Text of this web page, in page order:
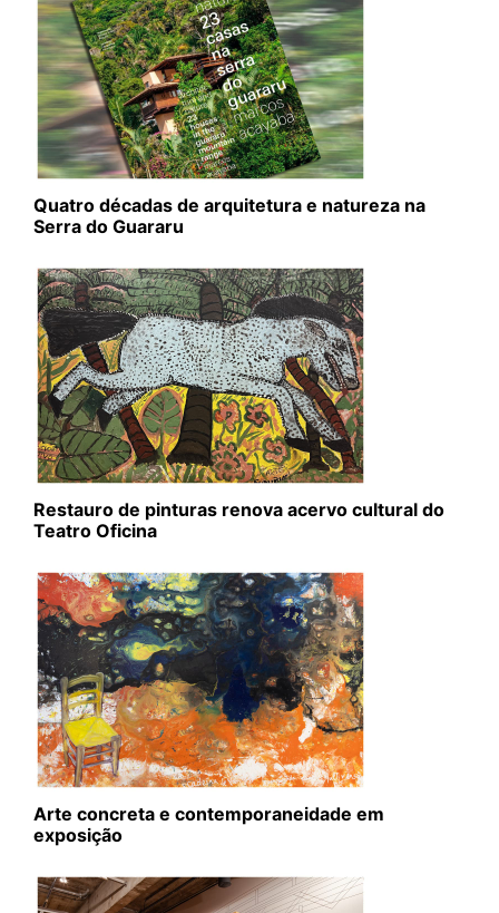
Quatro décadas de arquitetura e natureza na
Serra do Guararu
Restauro de pinturas renova acervo cultural do
Teatro Oficina
Arte concreta e contemporaneidade em
exposição